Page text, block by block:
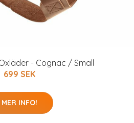
- Cognac / Small
699 SEK
MER INFO!